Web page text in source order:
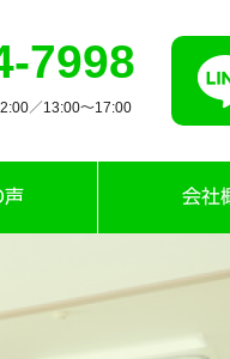
7998
／13:00〜17:00
声 会社